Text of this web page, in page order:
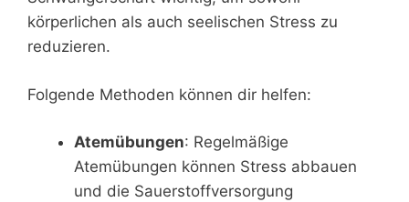
körperlichen als auch seelischen Stress zu
reduzieren.
Folgende Methoden können dir helfen:
Atemübungen: Regelmäßige
Atemübungen können Stress abbauen
und die Sauerstoffversorgung